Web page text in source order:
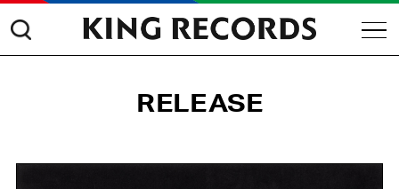
RELEASE